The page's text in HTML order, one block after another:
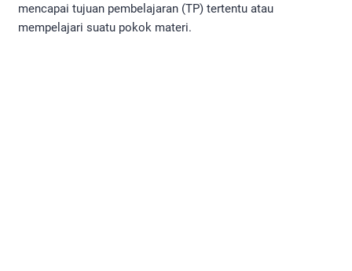
mencapai tujuan pembelajaran (TP) tertentu atau
mempelajari suatu pokok materi.